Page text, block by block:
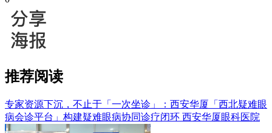
推荐阅读
专家资源下沉，不止于「一次坐诊」：西安华厦「西北疑难眼
病会诊平台」构建疑难眼病协同诊疗闭环 西安华厦眼科医院